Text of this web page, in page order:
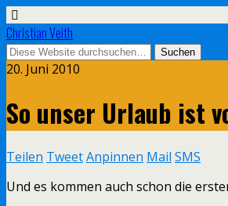
Christian Veith
20. Juni 2010
So unser Urlaub ist
Teilen TweetAnpinnen Mail SMS
Und es kommen auch schon die